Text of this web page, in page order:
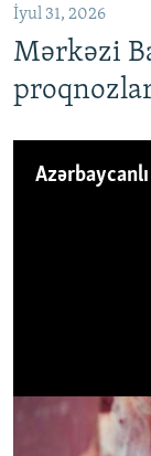
İyul 31, 2026
Mərkəzi